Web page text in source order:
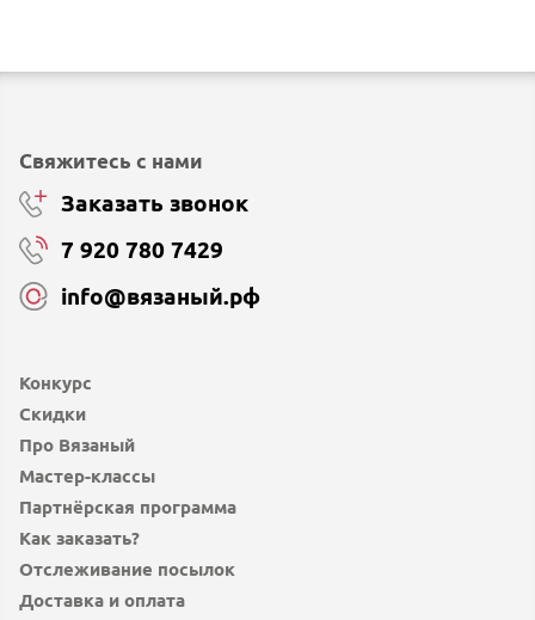
Конкурс
Скидки
Про Вязаный
Мастер-классы
Партнёрская программа
Как заказать?
Отслеживание посылок
Доставка и оплата
Свяжитесь с нами
Заказать звонок
7 920 780 7429
info@вязаный.рф